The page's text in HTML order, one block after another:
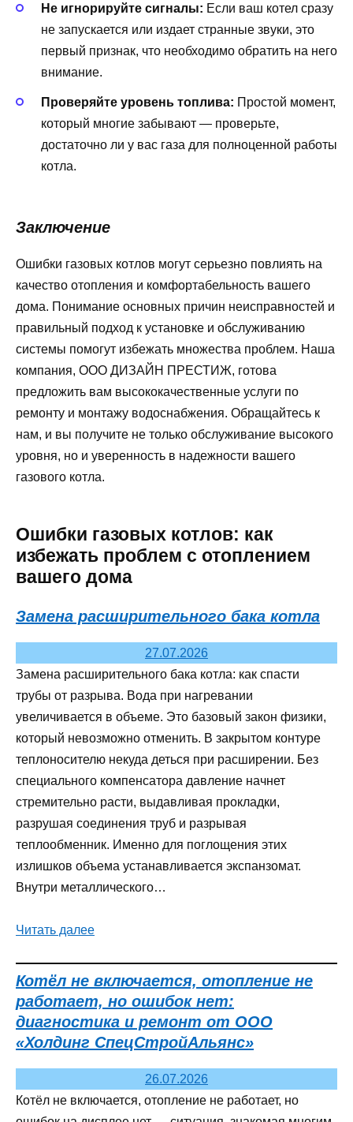
Не игнорируйте сигналы: Если ваш котел сразу
не запускается или издает странные звуки, это
первый признак, что необходимо обратить на него
внимание.
Проверяйте уровень топлива: Простой момент,
который многие забывают — проверьте,
достаточно ли у вас газа для полноценной работы
котла.
Заключение
Ошибки газовых котлов могут серьезно повлиять на
качество отопления и комфортабельность вашего
дома. Понимание основных причин неисправностей и
правильный подход к установке и обслуживанию
системы помогут избежать множества проблем. Наша
компания, ООО ДИЗАЙН ПРЕСТИЖ, готова
предложить вам высококачественные услуги по
ремонту и монтажу водоснабжения. Обращайтесь к
нам, и вы получите не только обслуживание высокого
уровня, но и уверенность в надежности вашего
газового котла.
Ошибки газовых котлов: как
избежать проблем с отоплением
вашего дома
Замена расширительного бака котла
27.07.2026
Замена расширительного бака котла: как спасти
трубы от разрыва. Вода при нагревании
увеличивается в объеме. Это базовый закон физики,
который невозможно отменить. В закрытом контуре
теплоносителю некуда деться при расширении. Без
специального компенсатора давление начнет
стремительно расти, выдавливая прокладки,
разрушая соединения труб и разрывая
теплообменник. Именно для поглощения этих
излишков объема устанавливается экспанзомат.
Внутри металлического…
Читать далее
Котёл не включается, отопление не
работает, но ошибок нет:
диагностика и ремонт от ООО
«Холдинг СпецСтройАльянс»
26.07.2026
Котёл не включается, отопление не работает, но